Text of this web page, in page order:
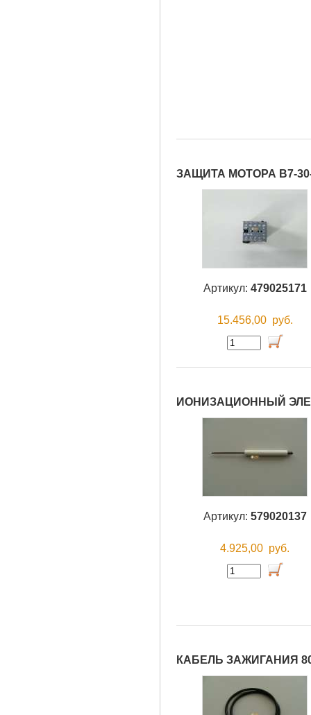
ЗАЩИТА МОТОРА B7-30-
Артикул: 479025171
15.456,00 руб.
ИОНИЗАЦИОННЫЙ
Артикул: 579020137
4.925,00 руб.
КАБЕЛЬ ЗАЖИГАНИЯ